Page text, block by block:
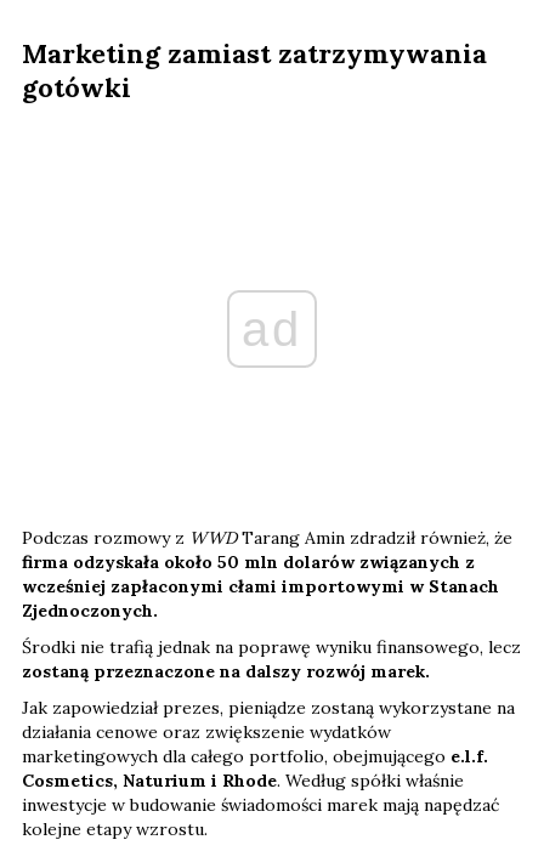
Marketing zamiast zatrzymywania
gotówki
ad
Podczas rozmowy z WWDTarang Amin zdradził również, że
firma odzyskała około 50 mln dolarów związanych z
wcześniej zapłaconymi cłami importowymi w Stanach
Zjednoczonych.
Środki nie trafią jednak na poprawę wyniku finansowego, lecz
zostaną przeznaczone na dalszy rozwój marek.
Jak zapowiedział prezes, pieniądze zostaną wykorzystane na
działania cenowe oraz zwiększenie wydatków
marketingowych dla całego portfolio, obejmującego e.l.f.
Cosmetics, Naturium i Rhode. Według spółki właśnie
inwestycje w budowanie świadomości marek mają napędzać
kolejne etapy wzrostu.